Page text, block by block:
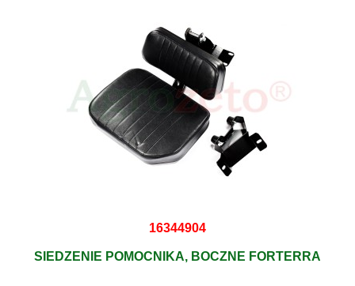
16344904
SIEDZENIE POMOCNIKA, BOCZNE FORTERRA